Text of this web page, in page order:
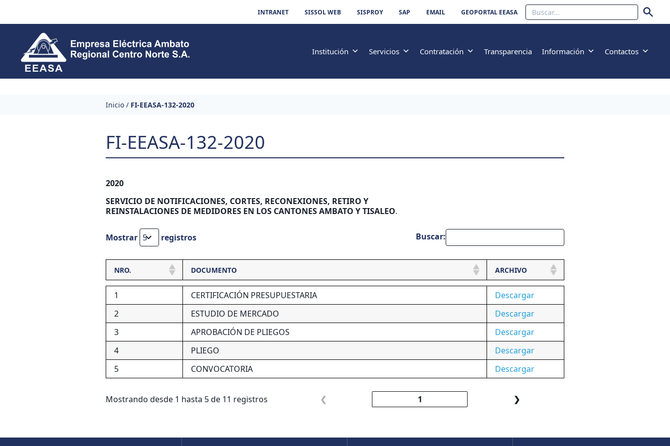
INTRANET SISSOL WEB SISPROY SAP EMAIL GEOPORTAL EEASA Buscar
Institución Servicios Contratación Transparencia Información Contactos
Inicio / FI-EEASA-132-2020
FI-EEASA-132-2020
2020
SERVICIO DE NOTIFICACIONES, CORTES, RECONEXIONES, RETIRO Y
REINSTALACIONES DE MEDIDORES EN LOS CANTONES AMBATO Y TISALEO.
Mostrar registros Buscar:
NRO. DOCUMENTO ARCHIVO
1 CERTIFICACIÓN PRESUPUESTARIA
Descargar
2
ESTUDIO DE MERCADO
Descargar
3
APROBACIÓN DE PLIEGOS
Descargar
4
PLIEGO
Descargar
5
CONVOCATORIA Descargar
Mostrando desde 1 hasta 5 de 11 registros ❮ 1 ❯